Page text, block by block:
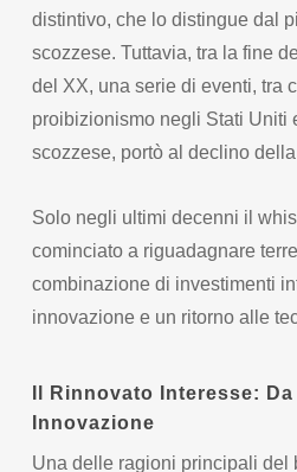
distintivo, che lo distingue dal
scozzese. Tuttavia, tra la fine
del XX, una serie di eventi, tra
proibizionismo negli Stati Uniti
scozzese, portò al declino
Solo negli ultimi decenni il
cominciato a riguadagnare
combinazione di investimenti
innovazione e un ritorno alle
Il Rinnovato Interesse:
Innovazione
Una delle ragioni principali del